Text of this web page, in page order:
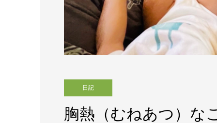
日記
胸熱（むねあつ）な